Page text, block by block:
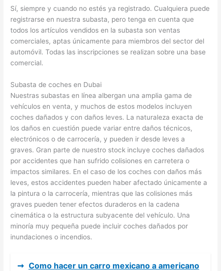
Sí, siempre y cuando no estés ya registrado. Cualquiera puede
registrarse en nuestra subasta, pero tenga en cuenta que
todos los artículos vendidos en la subasta son ventas
comerciales, aptas únicamente para miembros del sector del
automóvil. Todas las inscripciones se realizan sobre una base
comercial.
Subasta de coches en Dubai
Nuestras subastas en línea albergan una amplia gama de
vehículos en venta, y muchos de estos modelos incluyen
coches dañados y con daños leves. La naturaleza exacta de
los daños en cuestión puede variar entre daños técnicos,
electrónicos o de carrocería, y pueden ir desde leves a
graves. Gran parte de nuestro stock incluye coches dañados
por accidentes que han sufrido colisiones en carretera o
impactos similares. En el caso de los coches con daños más
leves, estos accidentes pueden haber afectado únicamente a
la pintura o la carrocería, mientras que las colisiones más
graves pueden tener efectos duraderos en la cadena
cinemática o la estructura subyacente del vehículo. Una
minoría muy pequeña puede incluir coches dañados por
inundaciones o incendios.
➞ Como hacer un carro mexicano a americano